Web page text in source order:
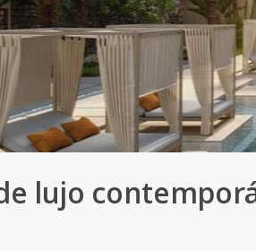
lujo